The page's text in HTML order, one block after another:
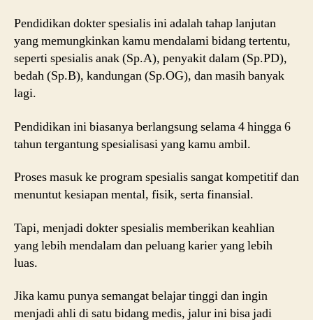
Pendidikan dokter spesialis ini adalah tahap lanjutan
yang memungkinkan kamu mendalami bidang tertentu,
seperti spesialis anak (Sp.A), penyakit dalam (Sp.PD),
bedah (Sp.B), kandungan (Sp.OG), dan masih banyak
lagi.
Pendidikan ini biasanya berlangsung selama 4 hingga 6
tahun tergantung spesialisasi yang kamu ambil.
Proses masuk ke program spesialis sangat kompetitif dan
menuntut kesiapan mental, fisik, serta finansial.
Tapi, menjadi dokter spesialis memberikan keahlian
yang lebih mendalam dan peluang karier yang lebih
luas.
Jika kamu punya semangat belajar tinggi dan ingin
menjadi ahli di satu bidang medis, jalur ini bisa jadi